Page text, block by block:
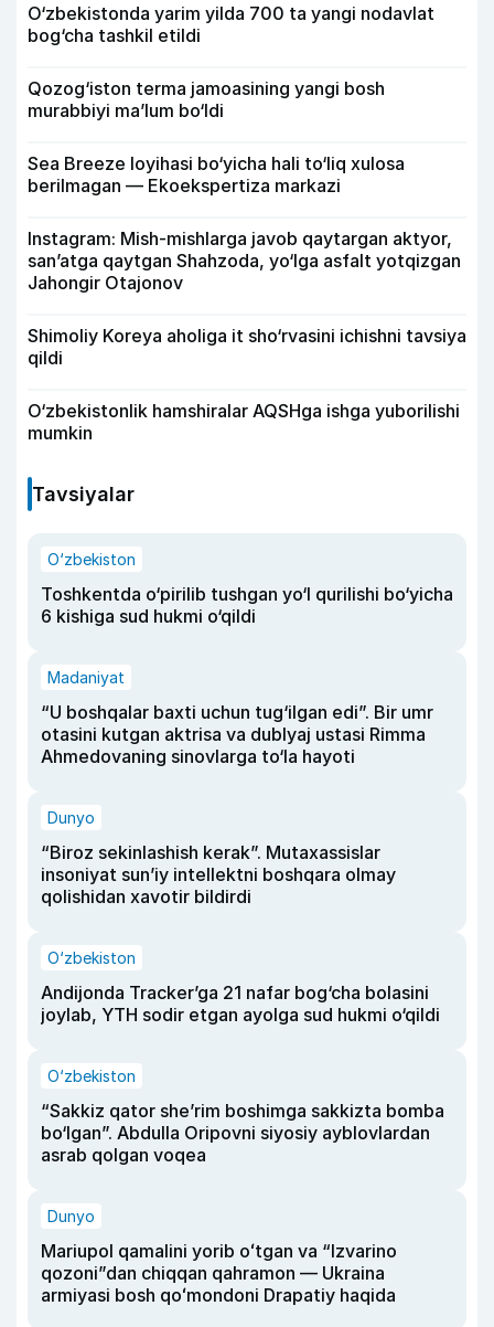
O‘zbekistonda yarim yilda 700 ta yangi nodavlat
bog‘cha tashkil etildi
Qozog‘iston terma jamoasining yangi bosh
murabbiyi ma’lum bo‘ldi
Sea Breeze loyihasi bo‘yicha hali to‘liq xulosa
berilmagan — Ekoekspertiza markazi
Instagram: Mish-mishlarga javob qaytargan aktyor,
san’atga qaytgan Shahzoda, yo‘lga asfalt yotqizgan
Jahongir Otajonov
Shimoliy Koreya aholiga it sho‘rvasini ichishni tavsiya
qildi
O‘zbekistonlik hamshiralar AQSHga ishga yuborilishi
mumkin
Tavsiyalar
O‘zbekiston
Toshkentda o‘pirilib tushgan yo‘l qurilishi bo‘yicha
6 kishiga sud hukmi o‘qildi
Madaniyat
“U boshqalar baxti uchun tug‘ilgan edi”. Bir umr
otasini kutgan aktrisa va dublyaj ustasi Rimma
Ahmedovaning sinovlarga to‘la hayoti
Dunyo
“Biroz sekinlashish kerak”. Mutaxassislar
insoniyat sun’iy intellektni boshqara olmay
qolishidan xavotir bildirdi
O‘zbekiston
Andijonda Tracker’ga 21 nafar bog‘cha bolasini
joylab, YTH sodir etgan ayolga sud hukmi o‘qildi
O‘zbekiston
“Sakkiz qator she’rim boshimga sakkizta bomba
bo‘lgan”. Abdulla Oripovni siyosiy ayblovlardan
asrab qolgan voqea
Dunyo
Mariupol qamalini yorib oʻtgan va “Izvarino
qozoni”dan chiqqan qahramon — Ukraina
armiyasi bosh qoʻmondoni Drapatiy haqida